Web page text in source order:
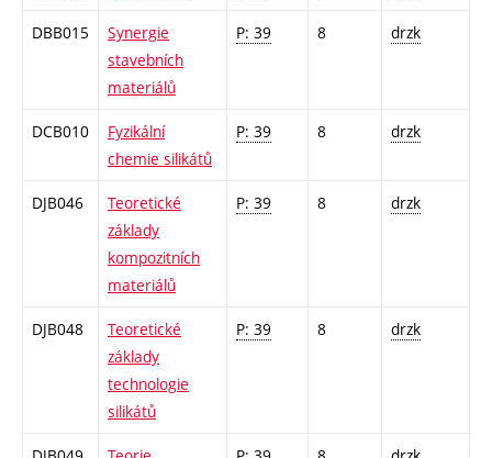
DBB015
Synergie
stavebních
materiálů
P: 39 8 drzk
DCB010
Fyzikální
chemie silikátů
P: 39 8 drzk
DJB046
Teoretické
základy
kompozitních
materiálů
P: 39 8 drzk
DJB048
Teoretické
základy
technologie
silikátů
P: 39 8 drzk